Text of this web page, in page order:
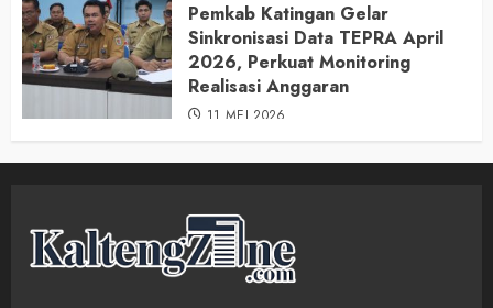
Pemkab Katingan Gelar
Sinkronisasi Data TEPRA April
2026, Perkuat Monitoring
Realisasi Anggaran
11 MEI 2026